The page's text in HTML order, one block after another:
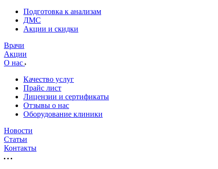
Подготовка к анализам
­ДМС
­Акции и скидки
Врачи
Акции
О нас
Качество услуг
Прайс лист
Лицензии и сертификаты
Отзывы о нас
Оборудование клиники
Новости
Статьи
Контакты